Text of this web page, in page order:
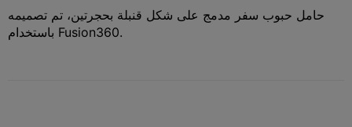
حامل حبوب سفر مدمج على شكل قنبلة بحجرتين، تم تصميمه
باستخدام Fusion360.